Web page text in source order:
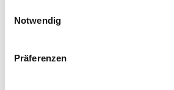
Notwendig
Präferenzen
Umrechnungsfaktoren